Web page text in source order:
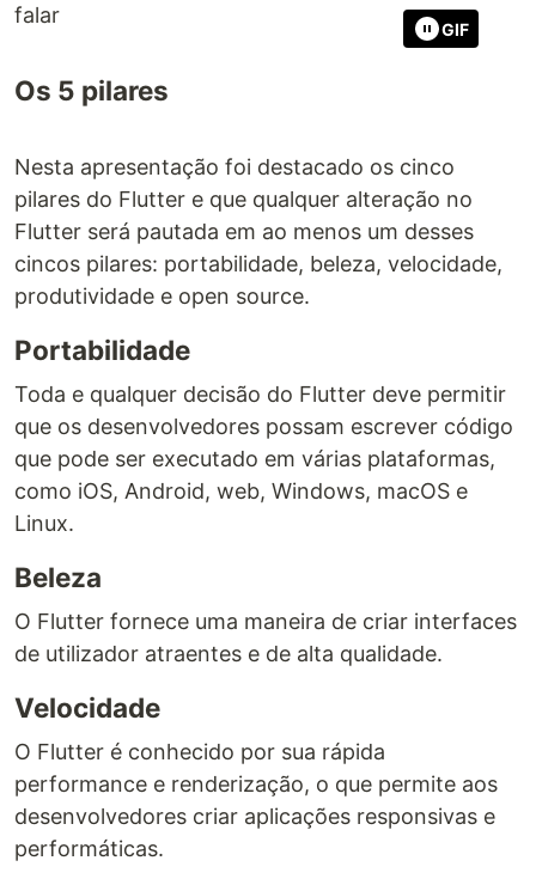
falar
GIF
Os 5 pilares
Nesta apresentação foi destacado os cinco
pilares do Flutter e que qualquer alteração no
Flutter será pautada em ao menos um desses
cincos pilares: portabilidade, beleza, velocidade,
produtividade e open source.
Portabilidade
Toda e qualquer decisão do Flutter deve permitir
que os desenvolvedores possam escrever código
que pode ser executado em várias plataformas,
como iOS, Android, web, Windows, macOS e
Linux.
Beleza
O Flutter fornece uma maneira de criar interfaces
de utilizador atraentes e de alta qualidade.
Velocidade
O Flutter é conhecido por sua rápida
performance e renderização, o que permite aos
desenvolvedores criar aplicações responsivas e
performáticas.